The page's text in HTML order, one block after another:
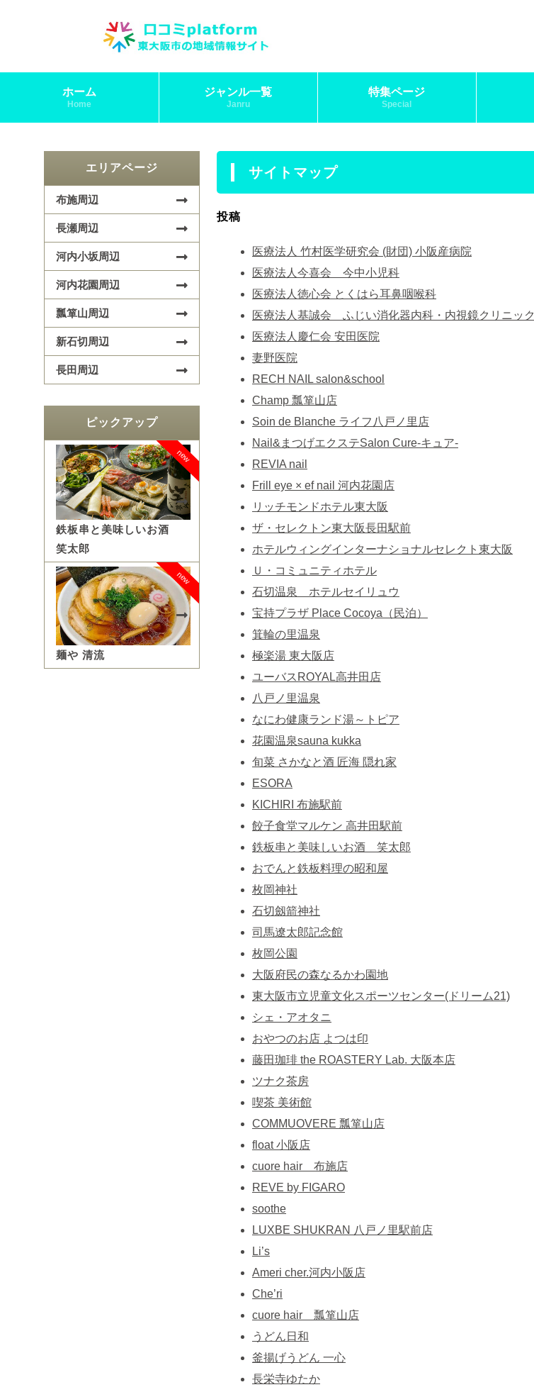
ホーム
Home
ジャンル一覧
Janru
特集ページ
Special
サイトマップ
投稿
医療法人 竹村医学研究会 (財団) 小阪産病院
医療法人今喜会 今中小児科
医療法人徳心会 とくはら耳鼻咽喉科
医療法人基誠会 ふじい消化器内科・内視鏡クリニック
医療法人慶仁会 安田医院
妻野医院
RECH NAIL salon&school
Champ 瓢箪山店
Soin de Blanche ライフ八戸ノ里店
Nail&まつげエクステSalon Cure-キュア-
REVIA nail
Frill eye × ef nail 河内花園店
リッチモンドホテル東大阪
ザ・セレクトン東大阪長田駅前
ホテルウィングインターナショナルセレクト東大阪
Ｕ・コミュニティホテル
石切温泉 ホテルセイリュウ
宝持プラザ Place Cocoya（民泊）
箕輪の里温泉
極楽湯 東大阪店
ユーバスROYAL高井田店
八戸ノ里温泉
なにわ健康ランド湯～トピア
花園温泉sauna kukka
旬菜 さかなと酒 匠海 隠れ家
ESORA
KICHIRI 布施駅前
餃子食堂マルケン 高井田駅前
鉄板串と美味しいお酒 笑太郎
おでんと鉄板料理の昭和屋
枚岡神社
石切劔箭神社
司馬遼太郎記念館
枚岡公園
大阪府民の森なるかわ園地
東大阪市立児童文化スポーツセンター(ドリーム21)
シェ・アオタニ
おやつのお店 よつは印
藤田珈琲 the ROASTERY Lab. 大阪本店
ツナク茶房
喫茶 美術館
COMMUOVERE 瓢箪山店
float 小阪店
cuore hair 布施店
REVE by FIGARO
soothe
LUXBE SHUKRAN 八戸ノ里駅前店
Li’s
Ameri cher.河内小阪店
Che’ri
cuore hair 瓢箪山店
うどん日和
釜揚げうどん 一心
長栄寺ゆたか
エリアページ
布施周辺
長瀬周辺
河内小坂周辺
河内花園周辺
瓢箪山周辺
新石切周辺
長田周辺
ピックアップ
new
鉄板串と美味しいお酒
笑太郎
new
麺や 清流